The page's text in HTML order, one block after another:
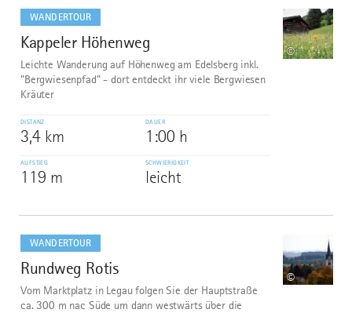
WANDERTOUR
7
Kappeler Höhenweg
©
Leichte Wanderung auf Höhenweg am Edelsberg inkl.
"Bergwiesenpfad" - dort entdeckt ihr viele Bergwiesen
Kräuter
DISTANZ
3,4 km
DAUER
1:00 h
AUFSTIEG
119 m
SCHWIERIGKEIT
leicht
dazu
WANDERTOUR
8
Rundweg Rotis
©
Vom Marktplatz in Legau folgen Sie der Hauptstraße
ca. 300 m nac Süde um dann westwärts über die
dazu